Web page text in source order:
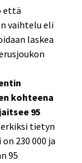
että
vaihtelu eli
laskea
kohteena
95
tietyn
230 000 ja
95